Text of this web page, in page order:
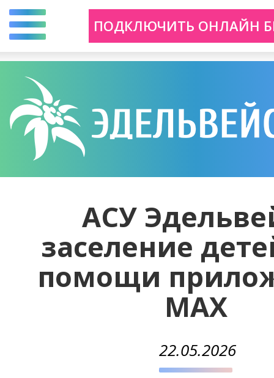
Перейти
к
основному
содержанию
ПОДКЛЮЧИТЬ ОНЛАЙН
АСУ
заселение
помощи
MAX
22.05.2026